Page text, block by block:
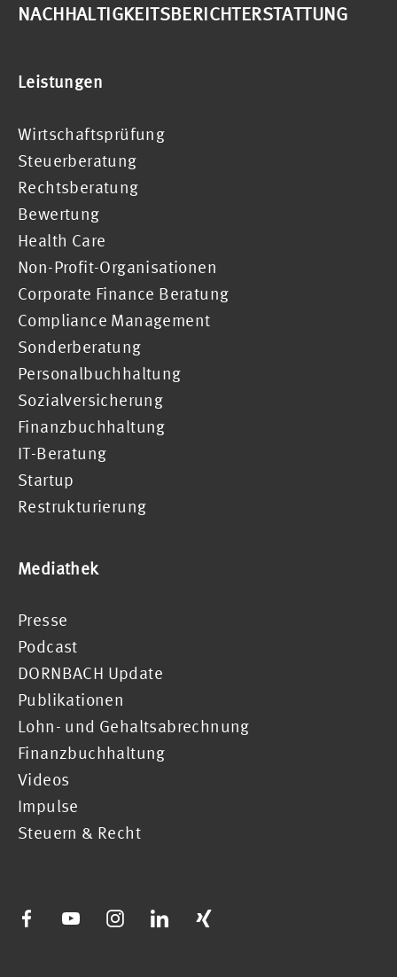
NACHHALTIGKEITSBERICHTERSTATTUNG
Leistungen
Wirtschaftsprüfung
Steuerberatung
Rechtsberatung
Bewertung
Health Care
Non-Profit-Organisationen
Corporate Finance Beratung
Compliance Management
Sonderberatung
Personalbuchhaltung
Sozialversicherung
Finanzbuchhaltung
IT-Beratung
Startup
Restrukturierung
Mediathek
Presse
Podcast
DORNBACH Update
Publikationen
Lohn- und Gehaltsabrechnung
Finanzbuchhaltung
Videos
Impulse
Steuern & Recht